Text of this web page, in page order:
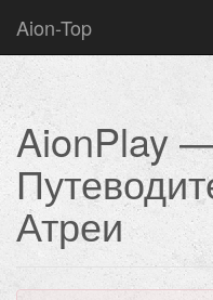
Aion-Top
AionPlay
Атреи